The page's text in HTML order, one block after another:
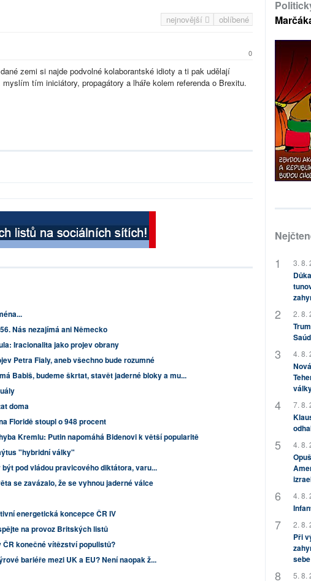
nejnovější oblíbené
0
zemi si najde podvolné kolaborantské idioty a ti pak udělají
tím iniciátory, propagátory a lháře kolem referenda o Brexitu.
Nás nezajímá ani Německo
Iracionalita jako projev obrany
Petra Fialy, aneb všechno bude rozumné
Babiš, budeme škrtat, stavět jaderné bloky a mu...
doma
Floridě stoupl o 948 procent
Kremlu: Putin napomáhá Bidenovi k větší popularitě
"hybridní války"
pod vládou pravicového diktátora, varu...
se zavázalo, že se vyhnou jaderné válce
energetická koncepce ČR IV
na provoz Britských listů
ČR konečné vítězství populistů?
bariéře mezi UK a EU? Není naopak ž...
3. 8.
2. 8.
4. 8.
7. 8.
4. 8.
4. 8.
2. 8.
Při
5. 8.